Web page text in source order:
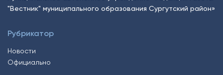
"Вестник" муниципального образования Сургутский район»
Рубрикатор
Новости
Официально